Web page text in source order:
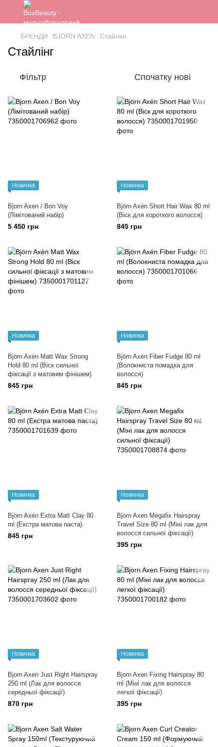
БРЕНДИ BJORN AXEN Стайлінг
Стайлінг
Фільтр Спочатку нові
Новинка
Bjorn Axen / Bon Voy
(Лімітований набір)
5 450 грн
Новинка
Björn Axén Short Hair Wax 80 ml
(Віск для короткого волосся)
845 грн
Новинка
Björn Axén Matt Wax Strong
Hold 80 ml (Віск сильної
фіксації з матовим фінішем)
845 грн
Новинка
Björn Axén Fiber Fudge 80 ml
(Волокниста помадка для
волосся)
845 грн
Новинка
Björn Axén Extra Matt Clay 80
ml (Екстра матова паста)
845 грн
Новинка
Bjorn Axen Megafix Hairspray
Travel Size 80 ml (Міні лак для
волосся сильної фіксації)
395 грн
Новинка
Bjorn Axen Just Right Hairspray
250 ml (Лак для волосся
середньої фіксації)
870 грн
Новинка
Bjorn Axen Fixing Hairspray 80
ml (Міні лак для волосся
легкої фіксації)
395 грн